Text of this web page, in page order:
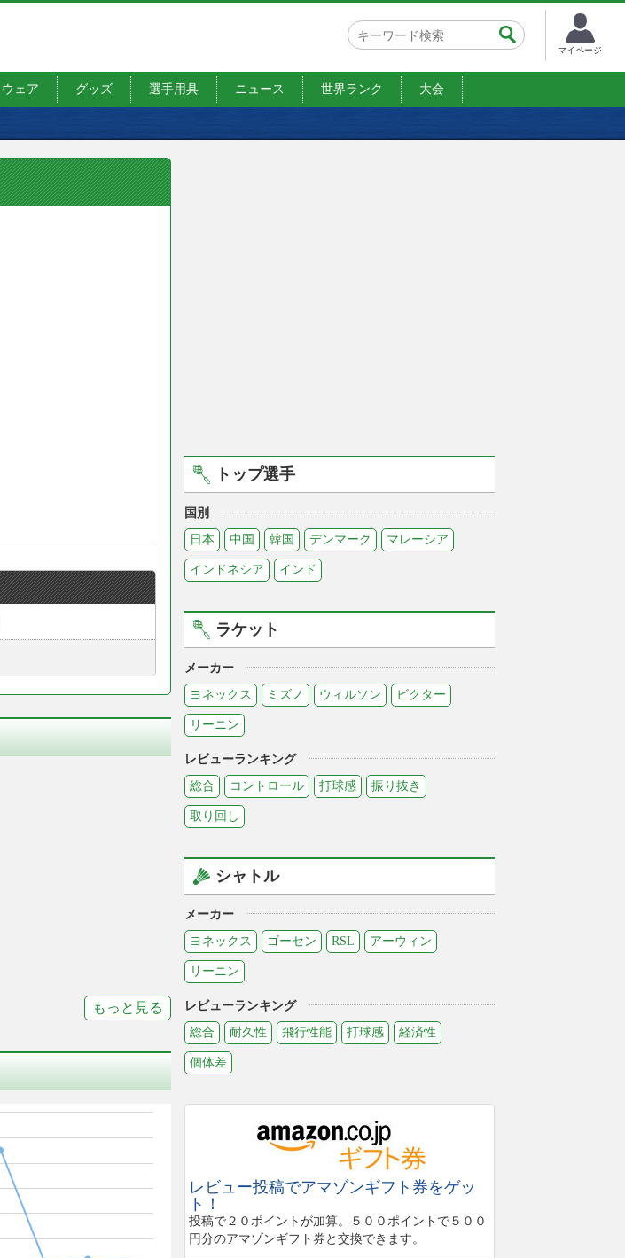
マイページ
ウェア グッズ 選手用具 ニュース 世界ランク 大会
もっと見る
トップ選手
国別
日本
中国 韓国 デンマーク マレーシア
インドネシア インド
ラケット
メーカー
ヨネックス
ミズノ ウィルソン ビクター
リーニン
レビューランキング
総合
コントロール 打球感 振り抜き
取り回し
シャトル
メーカー
ヨネックス
ゴーセン RSL アーウィン
リーニン
レビューランキング
総合
耐久性 飛行性能 打球感 経済性
個体差
レビュー投稿でアマゾンギフト券をゲッ
ト！
投稿で２０ポイントが加算。５００ポイントで５００
円分のアマゾンギフト券と交換できます。